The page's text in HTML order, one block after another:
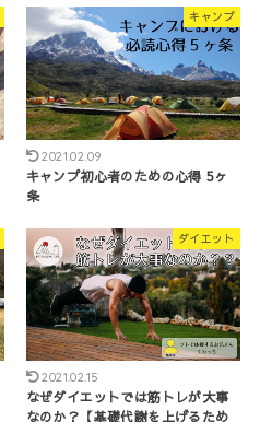
キャンプ
2021.02.09
キャンプ初心者のための心得 5ヶ
条
ダイエット
2021.02.15
なぜダイエットでは筋トレが大事
なのか？【基礎代謝を上げるため